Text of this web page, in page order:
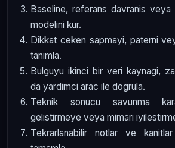
Baseline, referans davranis veya
modelini kur.
Dikkat ceken sapmayi, paterni
tanimla.
Bulguyu ikinci bir veri kaynagi,
da yardimci arac ile dogrula.
Teknik sonucu savunma
gelistirmeye veya mimari
Tekrarlanabilir notlar ve